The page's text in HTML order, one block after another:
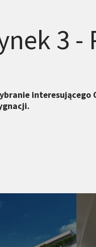
3 -
interesującego